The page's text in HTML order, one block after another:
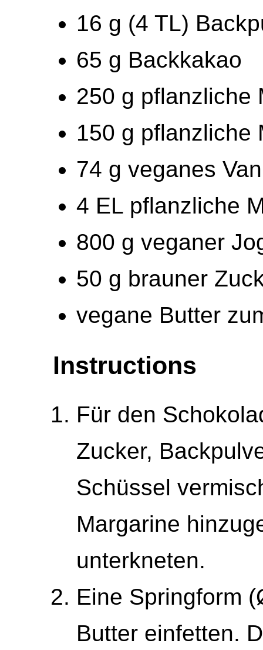
16 g (4 TL)
65 g Backkakao
250 g pflanzliche
150 g pflanzliche
74 g veganes
4 EL pflanzliche
800 g veganer
50 g brauner
vegane Butter
Instructions
Für den
Zucker,
Schüssel
Margarine
unterkneten.
Eine Springform
Butter einfetten.